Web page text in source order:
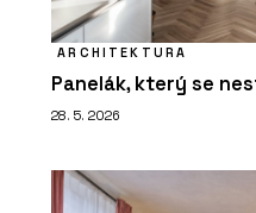
ARCHITEKTURA
Panelák, který se
28. 5. 2026